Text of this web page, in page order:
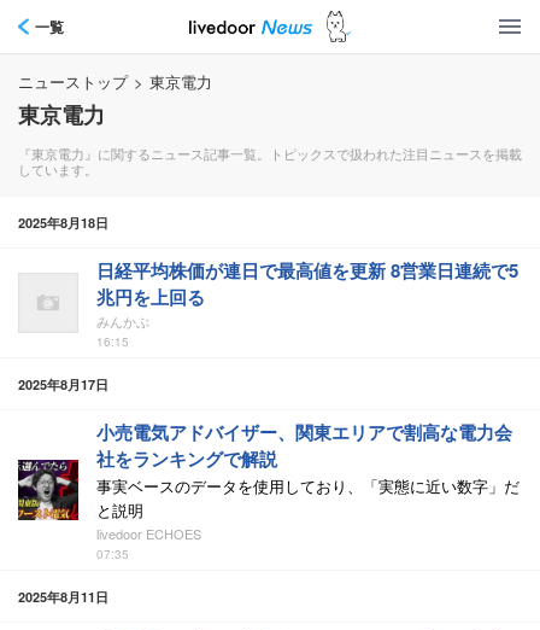
一覧
ニューストップ > 東京電力
東京電力
『東京電力』に関するニュース記事一覧。トピックスで扱われた注目ニュースを掲載
しています。
2025年8月18日
日経平均株価が連日で最高値を更新 8営業日連続で5
兆円を上回る
みんかぶ
16:15
2025年8月17日
小売電気アドバイザー、関東エリアで割高な電力会
社をランキングで解説
事実ベースのデータを使用しており、「実態に近い数字」だ
と説明
livedoor ECHOES
07:35
2025年8月11日